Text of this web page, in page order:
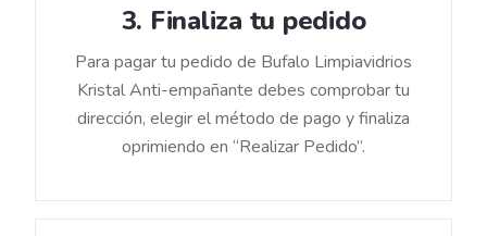
3. Finaliza tu pedido
Para pagar tu pedido de Bufalo Limpiavidrios
Kristal Anti-empañante debes comprobar tu
dirección, elegir el método de pago y finaliza
oprimiendo en “Realizar Pedido”.